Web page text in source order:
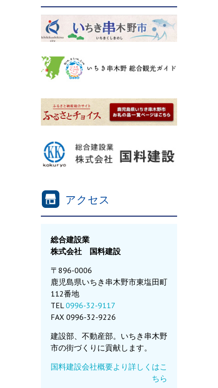
アクセス
総合建設業
株式会社 国料建設
〒896-0006
鹿児島県いちき串木野市東塩田町
112番地
TEL0996-32-9117
FAX 0996-32-9226
建設部、不動産部。いちき串木野
市の街づくりに貢献します。
国料建設会社概要より詳しくはこ
ちら